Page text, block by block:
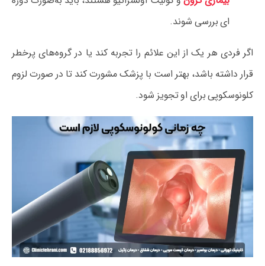
ای بررسی شوند.
اگر فردی هر یک از این علائم را تجربه کند یا در گروه‌های پرخطر
قرار داشته باشد، بهتر است با پزشک مشورت کند تا در صورت لزوم
کلونوسکوپی برای او تجویز شود.